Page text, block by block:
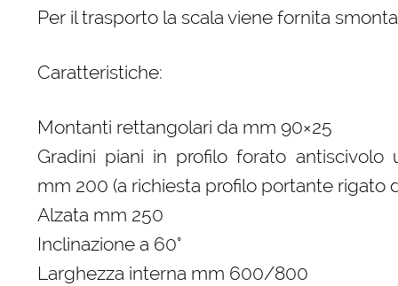
Per il trasporto la scala viene fornita
Caratteristiche:
Montanti rettangolari da mm 90×25
Gradini piani in profilo forato antiscivolo
mm 200 (a richiesta profilo portante rigato
Alzata mm 250
Inclinazione a 60°
Larghezza interna mm 600/800